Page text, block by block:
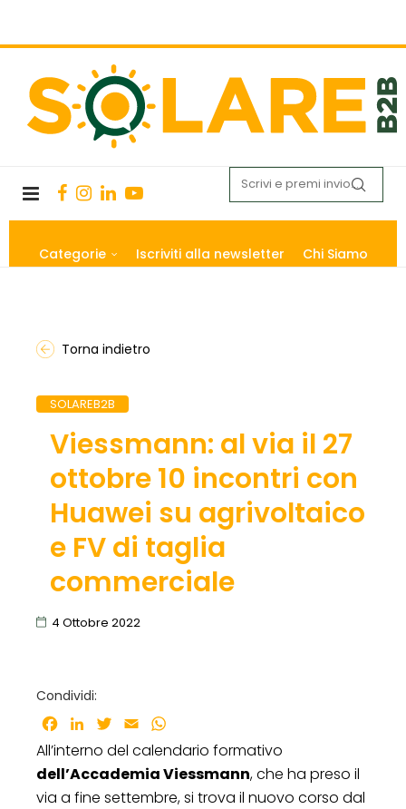
Categorie Iscriviti alla newsletter Chi Siamo
Torna indietro
SOLAREB2B
Viessmann: al via il 27
ottobre 10 incontri con
Huawei su agrivoltaico
e FV di taglia
commerciale
4 Ottobre 2022
Condividi:
Facebook
LinkedInTwitter
Email
All’interno del calendario formativo
dell’Accademia Viessmann, che ha preso il
via a fine settembre, si trova il nuovo corso dal